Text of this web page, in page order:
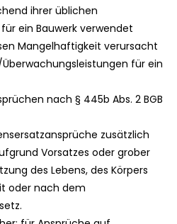
ihrer üblichen
ein Bauwerk verwendet
Mangelhaftigkeit verursacht
für ein
nach § 445b Abs. 2 BGB
zusätzlich
Vorsatzes oder grober
des Lebens, des Körpers
oder nach dem